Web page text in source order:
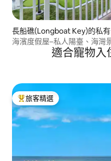
長船礁(Longboat Key)的私
海濱度假屋–私人陽臺、海灣
適合寵物入
旅客精選榜首
旅客精選